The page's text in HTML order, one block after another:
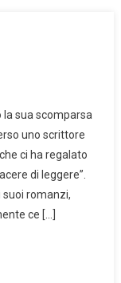
la sua scomparsa
uno scrittore
ci ha regalato
di leggere”.
romanzi,
ce […]